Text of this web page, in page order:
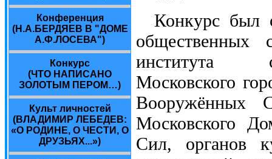
Конференция
(Н.А.БЕРДЯЕВ В "ДОМЕ
А.Ф.ЛОСЕВА")
Конкурс
(ЧТО НАПИСАНО
ЗОЛОТЫМ ПЕРОМ…)
Культ личностей
(ВЛАДИМИР ЛЕБЕДЕВ:
«О РОДИНЕ, О ЧЕСТИ, О
ДРУЗЬЯХ...»)
Конкурс был
общественных
института
Московского
Вооружённых
Московского
Сил, органов